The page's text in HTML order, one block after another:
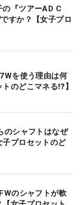
『ツアーAD C
すか？【女子プロ
を使う理由は何
のどこマネる⁉】
のシャフトはなぜ
プロセットのど
のシャフトが軟